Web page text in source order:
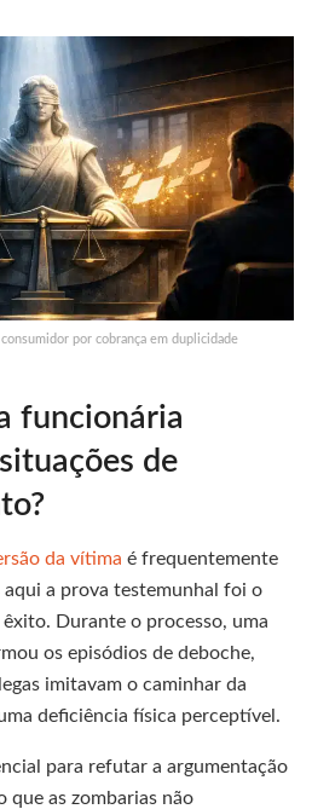
por cobrança em duplicidade
funcionária
de
da vítima é frequentemente
aqui a prova testemunhal foi o
Durante o processo, uma
os episódios de deboche,
imitavam o caminhar da
deficiência física perceptível.
para refutar a argumentação
que as zombarias não